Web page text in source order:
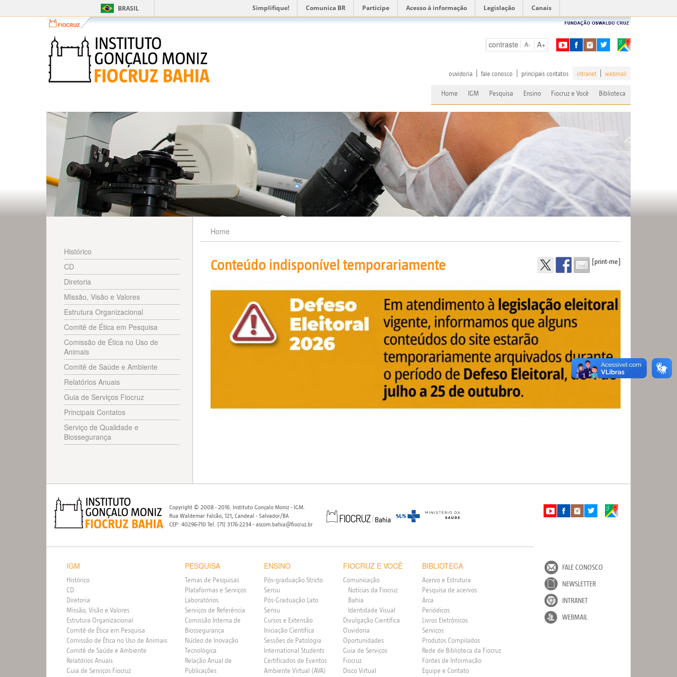
BRASIL Simplifique! Comunica BR Participe Acesso à informação Legislação Canais
contraste A- A+
ouvidoria fale conosco principais contatos intranet webmail
Home IGM Pesquisa Ensino Fiocruz e Você Biblioteca
Histórico
CD
Diretoria
Missão, Visão e Valores
Estrutura Organizacional
Comitê de Ética em Pesquisa
Comissão de Ética no Uso de
Animais
Comitê de Saúde e Ambiente
Relatórios Anuais
Guia de Serviços Fiocruz
Principais Contatos
Serviço de Qualidade e
Biossegurança
Home
Conteúdo indisponível temporariamente [print-me]
Copyright © 2008 - 2016. Instituto Gonçalo Moniz - IGM.
Rua Waldemar Falcão, 121, Candeal - Salvador/BA
CEP: 40296-710 Tel. (71) 3176-2234 - ascom.bahia@fiocruz.br
IGM
Histórico
CD
Diretoria
Missão, Visão e Valores
Estrutura Organizacional
Comitê de Ética em Pesquisa
Comissão de Ética no Uso de Animais
Comitê de Saúde e Ambiente
Relatórios Anuais
Guia de Serviços Fiocruz
PESQUISA
Temas de Pesquisas
Plataformas e Serviços
Laboratórios
Serviços de Referência
Comissão Interna de
Biossegurança
Núcleo de Inovação
Tecnológica
Relação Anual de
Publicações
ENSINO
Pós-graduação Stricto
Sensu
Pós-Graduação Lato
Sensu
Cursos e Extensão
Iniciação Científica
Sessões de Patologia
International Students
Certificados de Eventos
Ambiente Virtual (AVA)
FIOCRUZ E VOCÊ
Comunicação
Notícias da Fiocruz
Bahia
Identidade Visual
Divulgação Científica
Ouvidoria
Oportunidades
Guia de Serviços
Fiocruz
Disco Virtual
BIBLIOTECA
Acervo e Estrutura
Pesquisa de acervos
Arca
Periódicos
Livros Eletrônicos
Serviços
Produtos Compilados
Rede de Biblioteca da Fiocruz
Fontes de Informação
Equipe e Contato
FALE CONOSCO
NEWSLETTER
INTRANET
WEBMAIL